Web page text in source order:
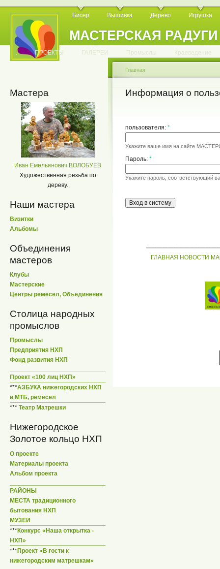
МАСТЕРСКАЯ РАДУГИ
Бисер Вышивка Дерево Игрушка
. . . . . . . . . . .
. ПРОЕКТЫ ГАЛЕРЕИ Промыслы Краеведение
Мастера
Иван Емельянович ВОЛОБУЕВ
Художественная резьба по
дереву.
Наши мастера
Визитки
Альбомы
Объединения
мастеров
Клубы
Мастерские
Центры ремесел, Объединения
Столица народных
промыслов
Промыслы
Предприятия НХП
Фонд развития НХП
Проект «100 лиц НХП»
***АЗБУКА нижегородских НХП
и МТБ, ремесел
*** Театр Матрешки
Нижегородское
Золотое кольцо НХП
О проекте
Материалы проекта
Альбом проекта
РАЙОНЫ
МЕСТА традиционного
бытования НХП
МУЗЕИ
***Конкурс «Наша открытка -
НХП»
***Проект «В гости к
нижегородским матрешкам»
Главная
Информация о
пользователя: *
Укажите ваше имя на сайте
Пароль: *
Укажите пароль, соответствующий
ГЛАВНАЯ НОВОСТИ